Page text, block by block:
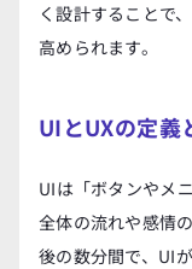
く設計することで
高められます。
UIとUXの定義
UIは「ボタンやメ
全体の流れや感情
後の数分間で、UI